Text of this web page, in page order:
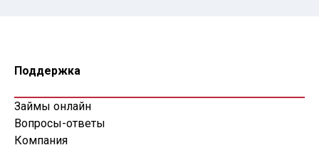
Поддержка
Займы онлайн
Вопросы-ответы
Компания